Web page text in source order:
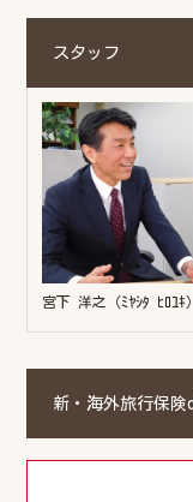
スタッフ
宮下 洋之（ﾐﾔｼﾀ ﾋﾛﾕｷ）
新・海外旅行保険